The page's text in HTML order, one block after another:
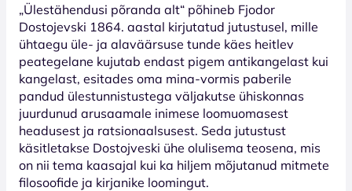
„Ülestähendusi põranda alt“ põhineb Fjodor
Dostojevski 1864. aastal kirjutatud jutustusel, mille
ühtaegu üle- ja alaväärsuse tunde käes heitlev
peategelane kujutab endast pigem antikangelast kui
kangelast, esitades oma mina-vormis paberile
pandud ülestunnistustega väljakutse ühiskonnas
juurdunud arusaamale inimese loomuomasest
headusest ja ratsionaalsusest. Seda jutustust
käsitletakse Dostojveski ühe olulisema teosena, mis
on nii tema kaasajal kui ka hiljem mõjutanud mitmete
filosoofide ja kirjanike loomingut.